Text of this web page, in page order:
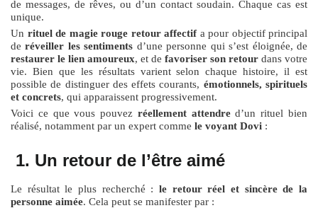
de messages, de rêves, ou d’un contact soudain. Chaque cas est
unique.
Un rituel de magie rouge retour affectifa pour objectif principal
deréveiller les sentiments d’une personne qui s’est éloignée, de
restaurer le lien amoureux, et de favoriser son retour dans votre
vie. Bien que les résultats varient selon chaque histoire, il est
possible de distinguer des effets courants, émotionnels, spirituels
et concrets, qui apparaissent progressivement.
Voici ce que vous pouvez réellement attendred’un rituel bien
réalisé, notamment par un expert comme le voyant Dovi :
1. Un retour de l’être aimé
Le résultat le plus recherché : le retour réel et sincère de la
personne aimée. Cela peut se manifester par :